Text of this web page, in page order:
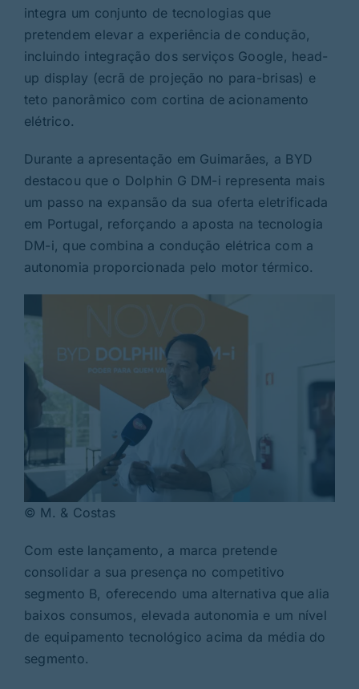
integra um conjunto de tecnologias que
pretendem elevar a experiência de condução,
incluindo integração dos serviços Google, head-
up display (ecrã de projeção no para-brisas) e
teto panorâmico com cortina de acionamento
elétrico.
Durante a apresentação em Guimarães, a BYD
destacou que o Dolphin G DM-i representa mais
um passo na expansão da sua oferta eletrificada
em Portugal, reforçando a aposta na tecnologia
DM-i, que combina a condução elétrica com a
autonomia proporcionada pelo motor térmico.
© M. & Costas
Com este lançamento, a marca pretende
consolidar a sua presença no competitivo
segmento B, oferecendo uma alternativa que alia
baixos consumos, elevada autonomia e um nível
de equipamento tecnológico acima da média do
segmento.